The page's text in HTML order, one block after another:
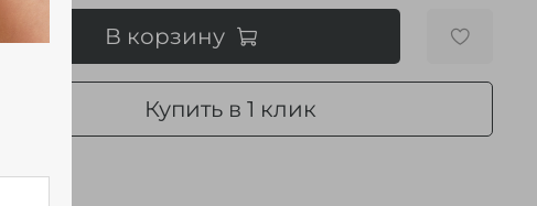
В корзину
Купить в 1 клик